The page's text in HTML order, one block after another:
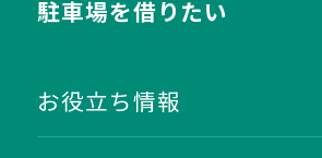
駐車場を借りたい
お役立ち情報